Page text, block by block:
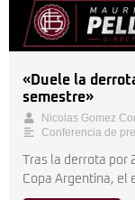
«Duele la
semestre»
Nicolas Gomez
Conferencia de
Tras la derrota
Copa Argentina, el